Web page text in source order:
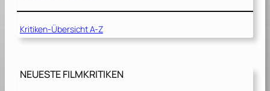
0
2
]
Kritiken-Übersicht A-Z
NEUESTE FILMKRITIKEN